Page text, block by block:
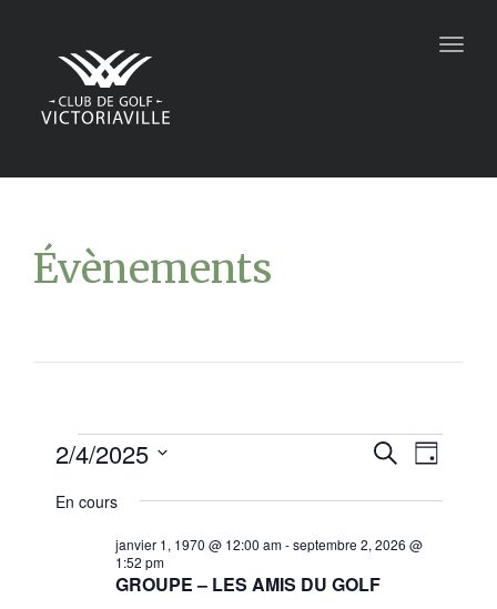
Évènements
et
de
Recherche
de
Jour
2/4/2025
une
En cours
GROUPE – LES AMIS DU GOLF
janvier 1, 1970 @ 12:00 am-septembre 2, 2026 @
1:52 pm